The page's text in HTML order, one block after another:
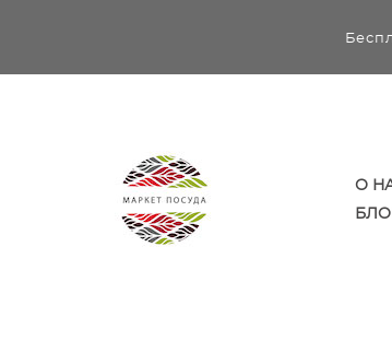
О
БЛОГ